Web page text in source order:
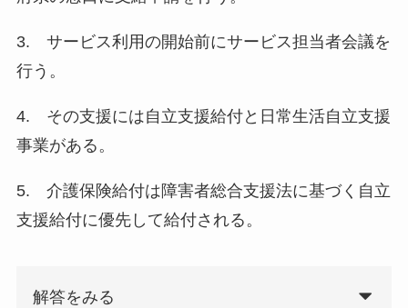
3. サービス利用の開始前にサービス担当者会議を
行う。
4. その支援には自立支援給付と日常生活自立支援
事業がある。
5. 介護保険給付は障害者総合支援法に基づく自立
支援給付に優先して給付される。
解答をみる